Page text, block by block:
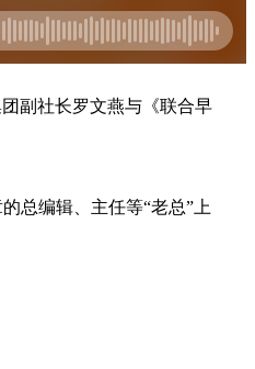
副社长罗文燕与《联合早
总编辑、主任等“老总”上